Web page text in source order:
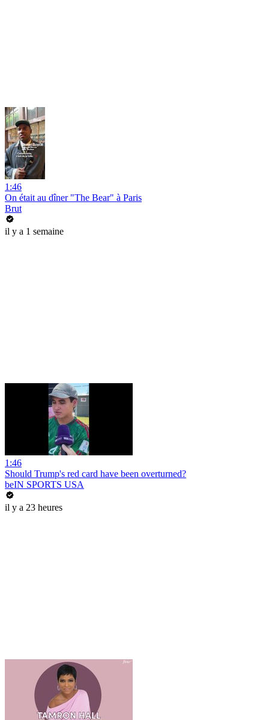
1:46
On était au dîner "The Bear" à Paris
Brut
il y a 1 semaine
1:46
Should Trump's red card have been overturned?
beIN SPORTS USA
il y a 23 heures